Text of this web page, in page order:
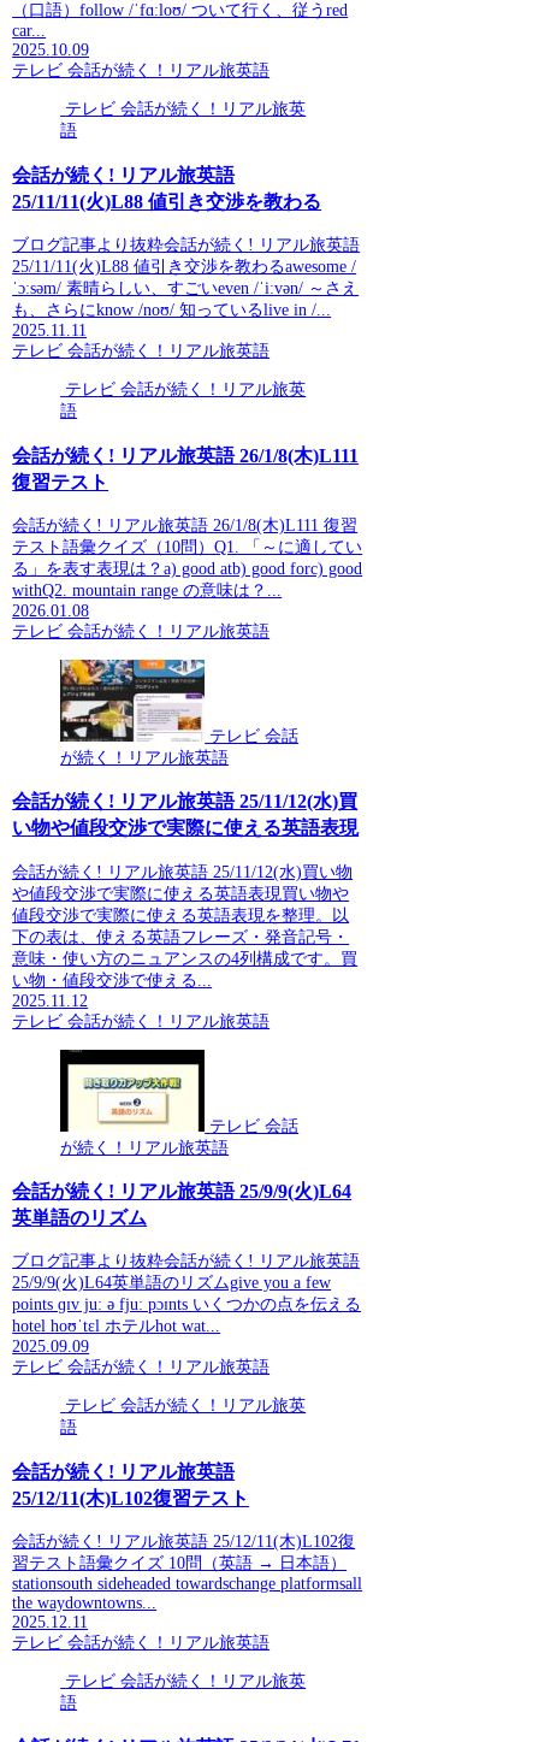
（口語）follow /ˈfɑːloʊ/ ついて行く、従うred
car...
2025.10.09
テレビ 会話が続く！リアル旅英語
テレビ 会話が続く！リアル旅英
語
会話が続く! リアル旅英語
25/11/11(火)L88 値引き交渉を教わる
ブログ記事より抜粋会話が続く! リアル旅英語
25/11/11(火)L88 値引き交渉を教わるawesome /
ˈɔːsəm/ 素晴らしい、すごいeven /ˈiːvən/ ～さえ
も、さらにknow /noʊ/ 知っているlive in /...
2025.11.11
テレビ 会話が続く！リアル旅英語
テレビ 会話が続く！リアル旅英
語
会話が続く! リアル旅英語 26/1/8(木)L111
復習テスト
会話が続く! リアル旅英語 26/1/8(木)L111 復習
テスト語彙クイズ（10問）Q1. 「～に適してい
る」を表す表現は？a) good atb) good forc) good
withQ2. mountain range の意味は？...
2026.01.08
テレビ 会話が続く！リアル旅英語
テレビ 会話
が続く！リアル旅英語
会話が続く! リアル旅英語 25/11/12(水)買
い物や値段交渉で実際に使える英語表現
会話が続く! リアル旅英語 25/11/12(水)買い物
や値段交渉で実際に使える英語表現買い物や
値段交渉で実際に使える英語表現を整理。以
下の表は、使える英語フレーズ・発音記号・
意味・使い方のニュアンスの4列構成です。買
い物・値段交渉で使える...
2025.11.12
テレビ 会話が続く！リアル旅英語
テレビ 会話
が続く！リアル旅英語
会話が続く! リアル旅英語 25/9/9(火)L64
英単語のリズム
ブログ記事より抜粋会話が続く! リアル旅英語
25/9/9(火)L64英単語のリズムgive you a few
points ɡɪv juː ə fjuː pɔɪnts いくつかの点を伝える
hotel hoʊˈtɛl ホテルhot wat...
2025.09.09
テレビ 会話が続く！リアル旅英語
テレビ 会話が続く！リアル旅英
語
会話が続く! リアル旅英語
25/12/11(木)L102復習テスト
会話が続く! リアル旅英語 25/12/11(木)L102復
習テスト語彙クイズ 10問（英語 → 日本語）
stationsouth sideheaded towardschange platformsall
the waydowntowns...
2025.12.11
テレビ 会話が続く！リアル旅英語
テレビ 会話が続く！リアル旅英
語